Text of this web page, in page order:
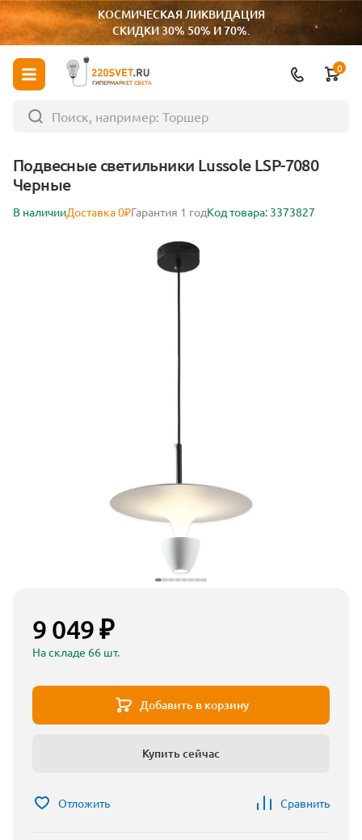
КОСМИЧЕСКАЯ ЛИКВИДАЦИЯ
СКИДКИ 30% 50% И 70%.
ГИПЕРМАРКЕТ СВЕТА
0
Подвесные светильники Lussole LSP-7080
Черные
В наличииДоставка 0₽Гарантия 1 годКод товара: 3373827
9 049 ₽
На складе 66 шт.
Добавить в корзину
Купить сейчас
Отложить Сравнить